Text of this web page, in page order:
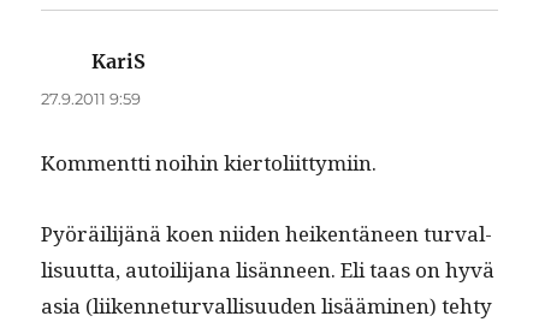
KariS
27.9.2011 9:59
Kom­ment­ti noi­hin kiertoliittymiin.
Pyöräil­i­jänä koen niiden heiken­täneen tur­val­
lisu­ut­ta, autoil­i­jana lisän­neen. Eli taas on hyvä
asia (liiken­netur­val­lisu­u­den lisäämi­nen) tehty